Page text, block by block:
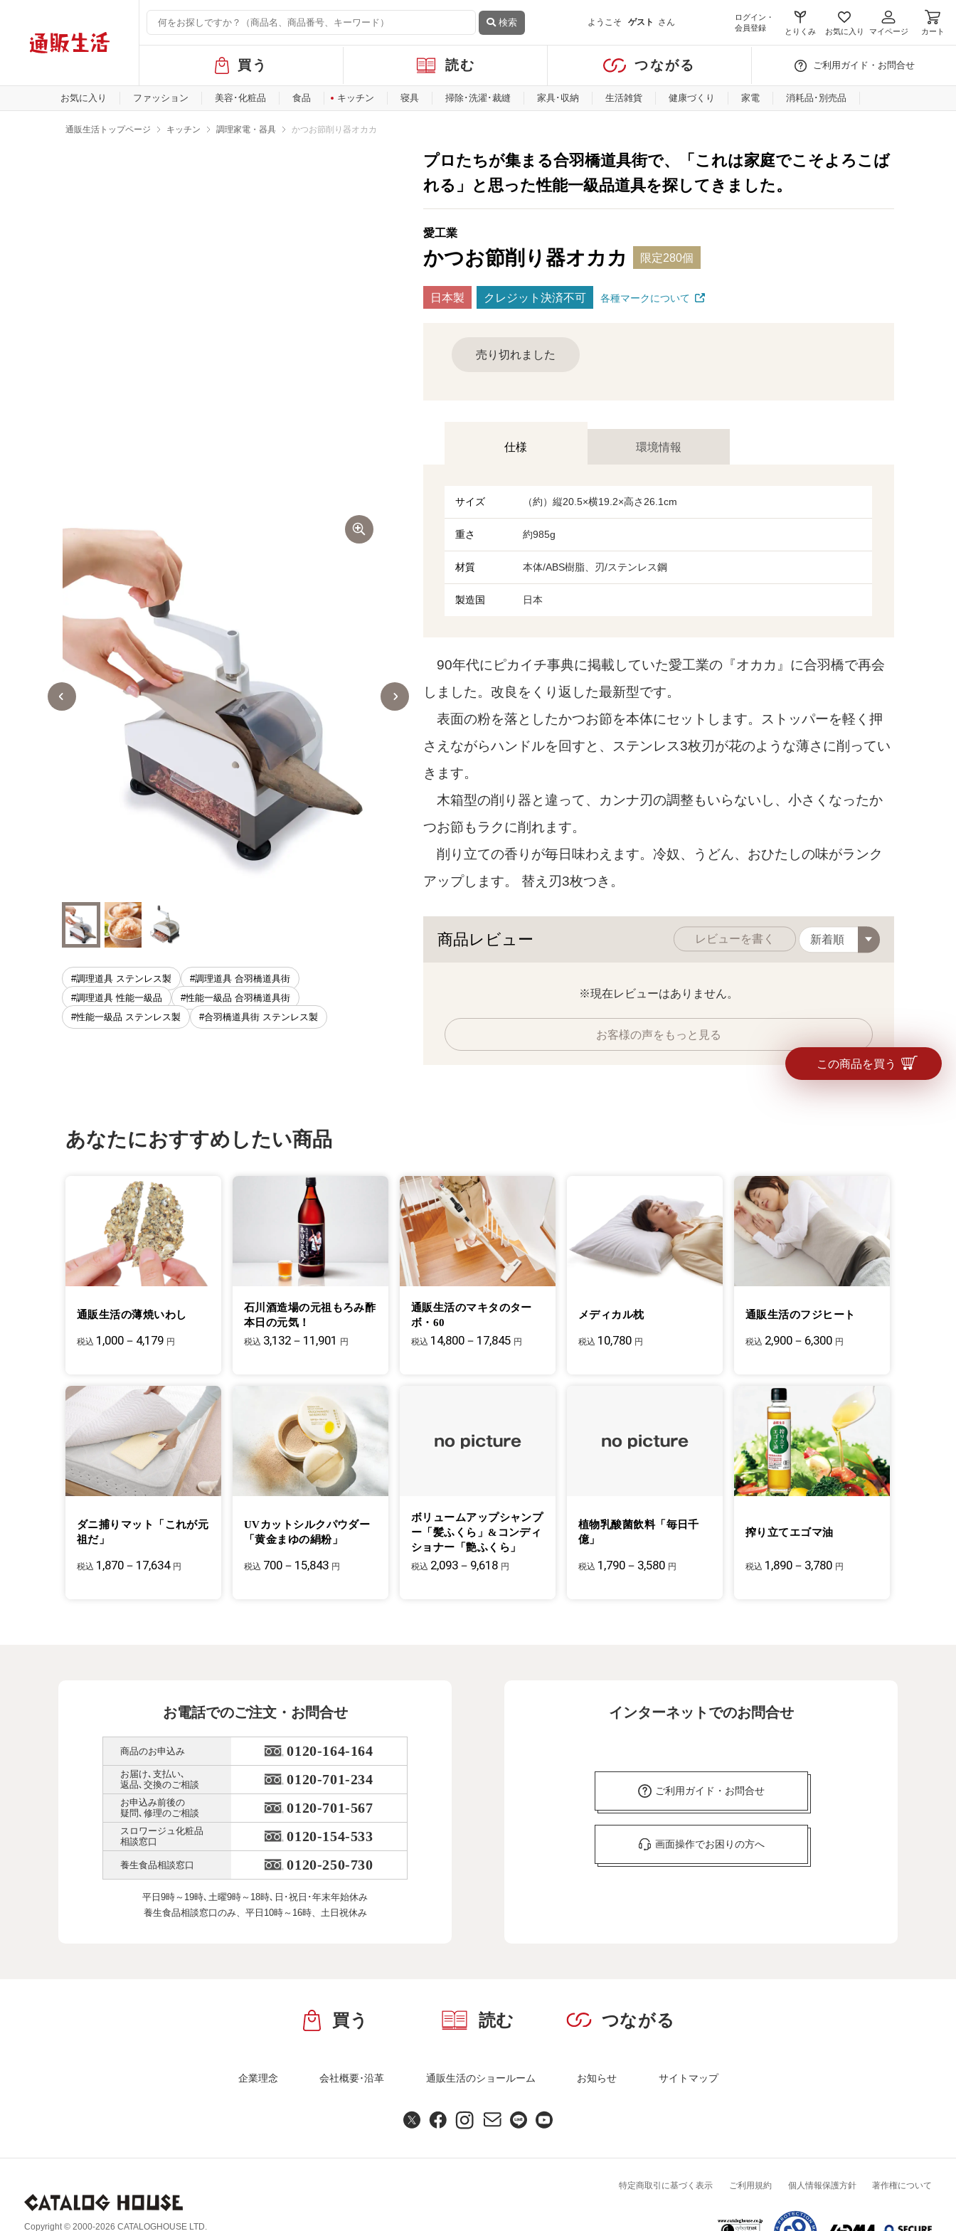
検索 ようこそ ゲスト さん
ログイン・
会員登録
とりくみ お気に入り マイページ カート
バ
ル
メ
買う 読む つながる ご利用ガイド・お問合せ
お気に入り ファッション 美容･化粧品 食品 キッチン 寝具 掃除･洗濯･裁縫 家具･収納 生活雑貨 健康づくり 家電 消耗品･別売品
通販生活トップページ キッチン 調理家電・器具 かつお節削り器オカカ
プロたちが集まる合羽橋道具街で、「これは家庭でこそよろこば
れる」と思った性能一級品道具を探してきました。
#調理道具 ステンレス製
#調理道具 合羽橋道具街
#調理道具 性能一級品
#性能一級品 合羽橋道具街
#性能一級品 ステンレス製
#合羽橋道具街 ステンレス製
愛工業
かつお節削り器オカカ 限定280個
日本製 クレジット決済不可 各種マークについて
売り切れました
仕様 環境情報
サイズ （約）縦20.5×横19.2×高さ26.1cm
重さ 約985g
材質 本体/ABS樹脂、刃/ステンレス鋼
製造国 日本
90年代にピカイチ事典に掲載していた愛工業の『オカカ』に合羽橋で再会
しました。改良をくり返した最新型です。
表面の粉を落としたかつお節を本体にセットします。ストッパーを軽く押
さえながらハンドルを回すと、ステンレス3枚刃が花のような薄さに削ってい
きます。
木箱型の削り器と違って、カンナ刃の調整もいらないし、小さくなったか
つお節もラクに削れます。
削り立ての香りが毎日味わえます。冷奴、うどん、おひたしの味がランク
アップします。 替え刃3枚つき。
商品レビュー レビューを書く
※現在レビューはありません。
お客様の声をもっと見る
この商品を買う
あなたにおすすめしたい商品
通販生活の薄焼いわし
税込 1,000－4,179 円
石川酒造場の元祖もろみ酢
本日の元気！
税込 3,132－11,901 円
通販生活のマキタのター
ボ・60
税込 14,800－17,845 円
メディカル枕
税込 10,780 円
通販生活のフジヒート
税込 2,900－6,300 円
ダニ捕りマット「これが元
祖だ」
税込 1,870－17,634 円
UVカットシルクパウダー
「黄金まゆの絹粉」
税込 700－15,843 円
ボリュームアップシャンプ
ー「髪ふくら」&コンディ
ショナー「艶ふくら」
税込 2,093－9,618 円
植物乳酸菌飲料「毎日千
億」
税込 1,790－3,580 円
搾り立てエゴマ油
税込 1,890－3,780 円
お電話でのご注文・お問合せ
商品のお申込み 0120-164-164
お届け､支払い､
返品､交換のご相談
0120-701-234
お申込み前後の
疑問､修理のご相談
0120-701-567
スロワージュ化粧品
相談窓口
0120-154-533
養生食品相談窓口 0120-250-730
平日9時～19時､土曜9時～18時､ 日･祝日･年末年始休み
養生食品相談窓口のみ、 平日10時～16時、土日祝休み
インターネットでのお問合せ
ご利用ガイド・お問合せ
画面操作でお困りの方へ
買う 読む つながる
企業理念 会社概要･沿革 通販生活のショールーム お知らせ サイトマップ
Copyright © 2000-2026 CATALOGHOUSE LTD.
特定商取引に基づく表示 ご利用規約 個人情報保護方針 著作権について